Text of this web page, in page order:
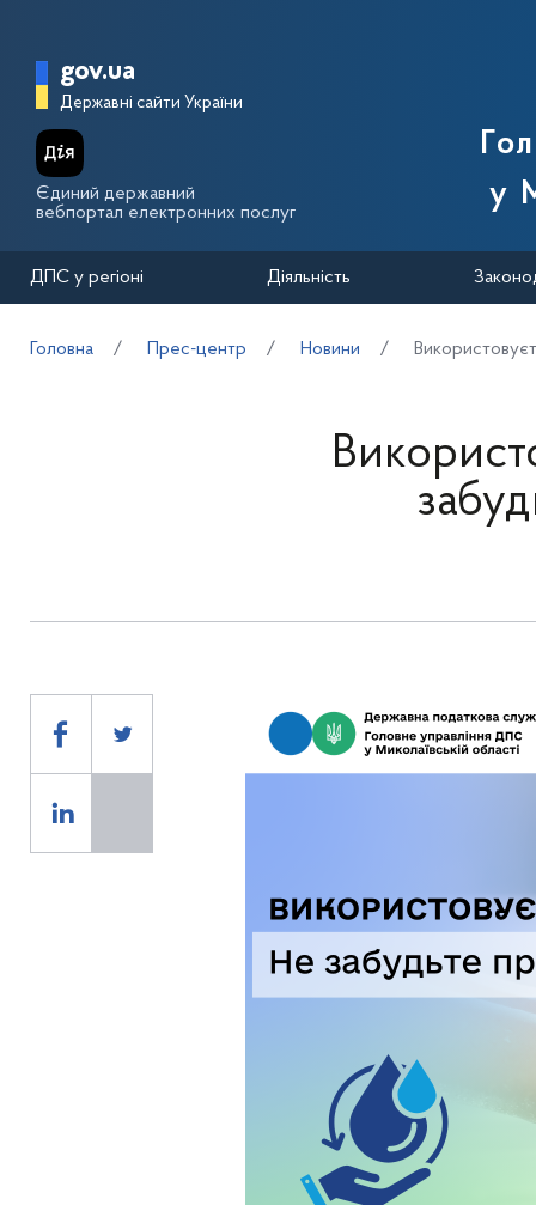
Головна сторінка Державної
gov.ua
Державні сайти України
Єдиний державний
вебпортал електронних послуг
у
ДПС у регіоні Діяльність
Головна Прес-центр Новини